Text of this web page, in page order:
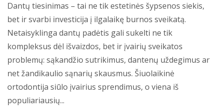
Dantų tiesinimas – tai ne tik estetinės šypsenos siekis,
bet ir svarbi investicija į ilgalaikę burnos sveikatą.
Netaisyklinga dantų padėtis gali sukelti ne tik
kompleksus dėl išvaizdos, bet ir įvairių sveikatos
problemų: sąkandžio sutrikimus, dantenų uždegimus ar
net žandikaulio sąnarių skausmus. Šiuolaikinė
ortodontija siūlo įvairius sprendimus, o viena iš
populiariausių...